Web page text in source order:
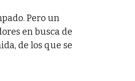
Pero un
en busca de
de los que se